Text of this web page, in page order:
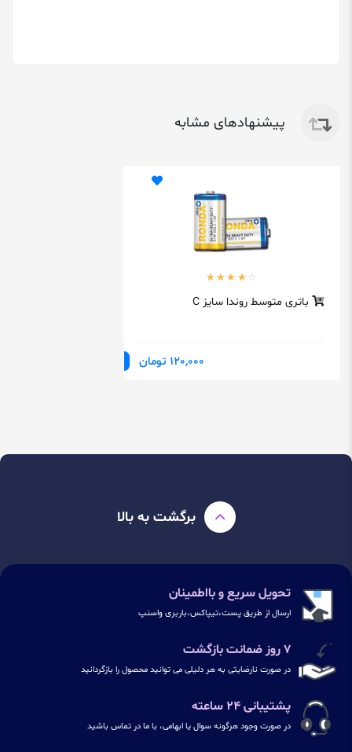
پیشنهادهای مشابه
باتری متوسط روندا سایز C
120,000 تومان
برگشت به بالا
تحویل سریع و بااطمینان
ارسال از طریق پست،تیپاکس،باربری واسنپ
۷ روز ضمانت بازگشت
در صورت نارضایتی به هر دلیلی می توانید محصول را بازگردانید
پشتیبانی ۲۴ ساعته
در صورت وجود هرگونه سوال یا ابهامی، با ما در تماس باشید